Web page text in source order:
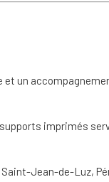
un
imprimés
Jean-de-Luz,